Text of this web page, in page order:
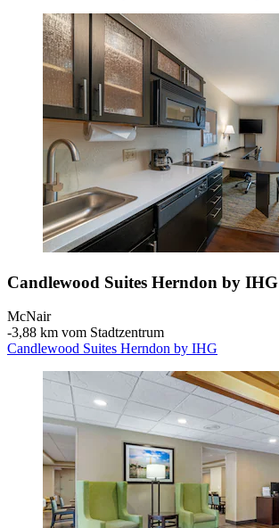
Candlewood Suites Herndon by IHG
McNair
‐3,88 km vom Stadtzentrum
Candlewood Suites Herndon by IHG